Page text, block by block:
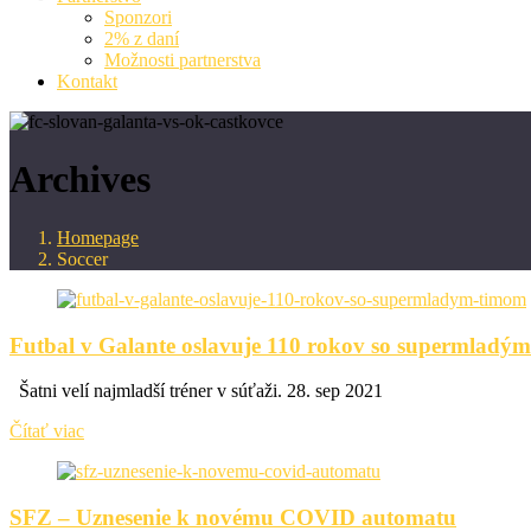
Sponzori
2% z daní
Možnosti partnerstva
Kontakt
Archives
Homepage
Soccer
Futbal v Galante oslavuje 110 rokov so
Šatni velí najmladší tréner v súťaži. 28. sep 2021
Čítať viac
SFZ – Uznesenie k novému COVID automatu